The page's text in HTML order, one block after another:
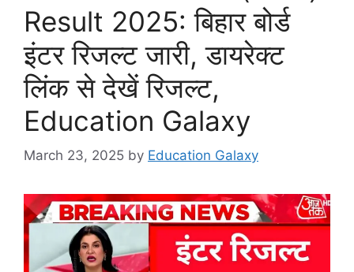
Result 2025: बिहार बोर्ड
इंटर रिजल्ट जारी, डायरेक्ट
लिंक से देखें रिजल्ट,
Education Galaxy
March 23, 2025 by Education Galaxy